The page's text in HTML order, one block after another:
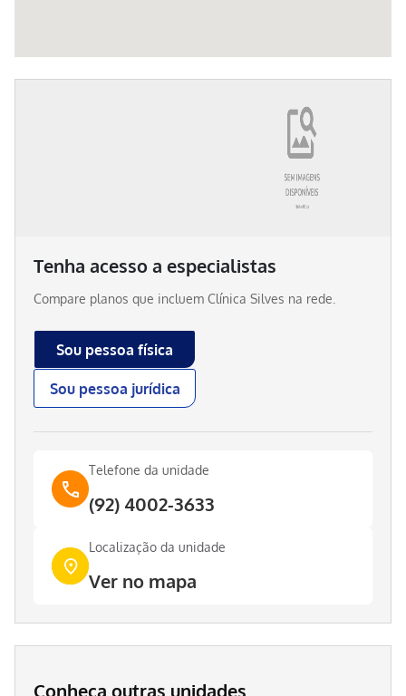
Tenha acesso a especialistas
Compare planos que incluem Clínica Silves na rede.
Sou pessoa física
Sou pessoa jurídica
Telefone da unidade
(92) 4002-3633
Localização da unidade
Ver no mapa
Conheça outras unidades